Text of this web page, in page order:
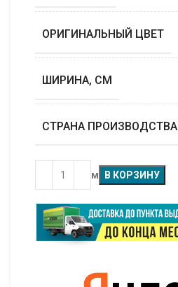
ОРИГИНАЛЬНЫЙ ЦВЕТ
ШИРИНА, СМ
СТРАНА ПРОИЗВОДСТВА
м В КОРЗИНУ